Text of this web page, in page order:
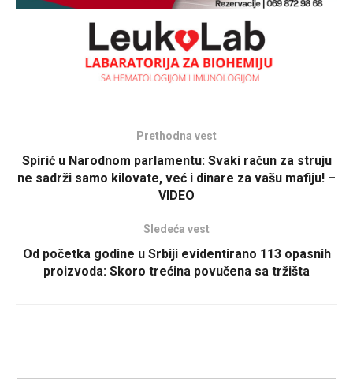
Prethodna vest
Spirić u Narodnom parlamentu: Svaki račun za struju
ne sadrži samo kilovate, već i dinare za vašu mafiju! –
VIDEO
Sledeća vest
Od početka godine u Srbiji evidentirano 113 opasnih
proizvoda: Skoro trećina povučena sa tržišta